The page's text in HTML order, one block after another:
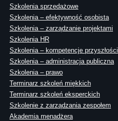
Szkolenia sprzedażowe
Szkolenia – efektywność osobista
Szkolenia – zarządzanie projektami
Szkolenia HR
Szkolenia – kompetencje przyszłości
Szkolenia – administracja publiczna
Szkolenia – prawo
Terminarz szkoleń miękkich
Terminarz szkoleń eksperckich
Szkolenie z zarządzania zespołem
Akademia menadżera